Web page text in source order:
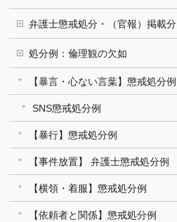
弁護士懲戒処分・（官報）掲載分
処分例：倫理観の欠如
【暴言・心ない言葉】懲戒処分例
SNS懲戒処分例
【暴行】懲戒処分例
【事件放置】 弁護士懲戒処分例
【横領・着服】懲戒処分例
【依頼者と関係】懲戒処分例